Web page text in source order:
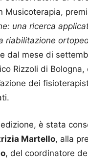
Musicoterapia,
una ricerca
riabilitazione
dal mese di
Rizzoli di
dei
è stata
Martello, alla
, del coordinatore